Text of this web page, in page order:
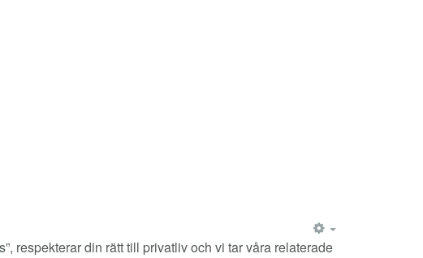
respekterar din rätt till privatliv och vi tar våra relaterade